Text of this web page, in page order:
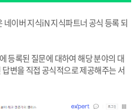
이버 지식iN 지식파트너 공식 등록 되
등록된 질문에 대하여 해당 분야의 대
변을 직접 공식적으로 제공해주는 서